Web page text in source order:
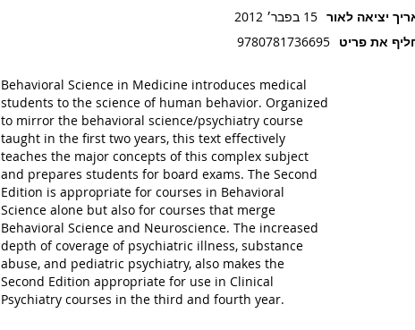
יציאה לאור 15 בפבר׳ 2012
את פריט 9780781736695
Behavioral Science in Medicine introduces medical
students to the science of human behavior. Organized
to mirror the behavioral science/psychiatry course
taught in the first two years, this text effectively
teaches the major concepts of this complex subject
and prepares students for board exams. The Second
Edition is appropriate for courses in Behavioral
Science alone but also for courses that merge
Behavioral Science and Neuroscience. The increased
depth of coverage of psychiatric illness, substance
abuse, and pediatric psychiatry, also makes the
Second Edition appropriate for use in Clinical
Psychiatry courses in the third and fourth year.